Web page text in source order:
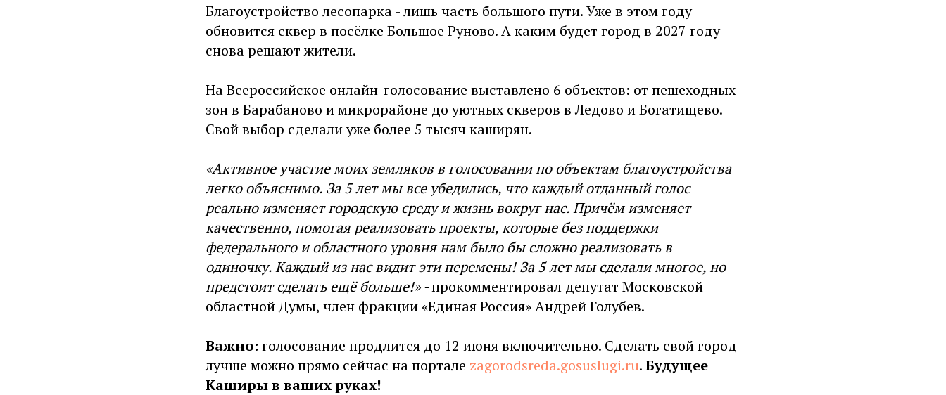
Благоустройство лесопарка - лишь часть большого пути. Уже в этом году
обновится сквер в посёлке Большое Руново. А каким будет город в 2027 году -
снова решают жители.
На Всероссийское онлайн-голосование выставлено 6 объектов: от пешеходных
зон в Барабаново и микрорайоне до уютных скверов в Ледово и Богатищево.
Свой выбор сделали уже более 5 тысяч каширян.
«Активное участие моих земляков в голосовании по объектам благоустройства
легко объяснимо. За 5 лет мы все убедились, что каждый отданный голос
реально изменяет городскую среду и жизнь вокруг нас. Причём изменяет
качественно, помогая реализовать проекты, которые без поддержки
федерального и областного уровня нам было бы сложно реализовать в
одиночку. Каждый из нас видит эти перемены! За 5 лет мы сделали многое, но
предстоит сделать ещё больше!» -прокомментировал депутат Московской
областной Думы, член фракции «Единая Россия» Андрей Голубев.
Важно: голосование продлится до 12 июня включительно. Сделать свой город
лучше можно прямо сейчас на портале zagorodsreda.gosuslugi.ru.Будущее
Каширы в ваших руках!